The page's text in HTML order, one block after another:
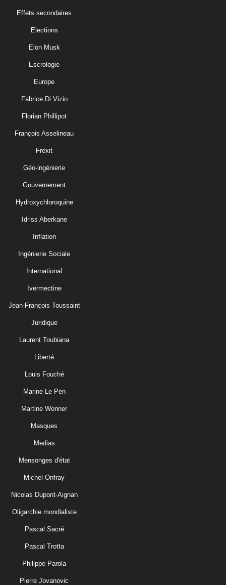
Effets secondaires
Elections
Elon Musk
Escrologie
Europe
Fabrice Di Vizio
Florian Phillipot
François Asselineau
Frexit
Géo-ingénierie
Gouvernement
Hydroxychloroquine
Idriss Aberkane
Inflation
Ingénierie Sociale
International
Ivermectine
Jean-François Toussaint
Juridique
Laurent Toubiana
Liberté
Louis Fouché
Marine Le Pen
Martine Wonner
Masques
Medias
Mensonges d'état
Michel Onfray
Nicolas Dupont-Aignan
Oligarchie mondialiste
Pascal Sacré
Pascal Trotta
Philippe Parola
Pierre Jovanovic